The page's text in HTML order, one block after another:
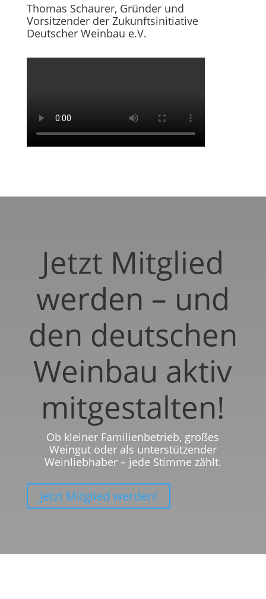
Thomas Schaurer, Gründer und
Vorsitzender der Zukunftsinitiative
Deutscher Weinbau e.V.
Jetzt Mitglied
werden – und
den deutschen
Weinbau aktiv
mitgestalten!
Ob kleiner Familienbetrieb, großes
Weingut oder als unterstützender
Weinliebhaber – jede Stimme zählt.
Jetzt Mitglied werden!